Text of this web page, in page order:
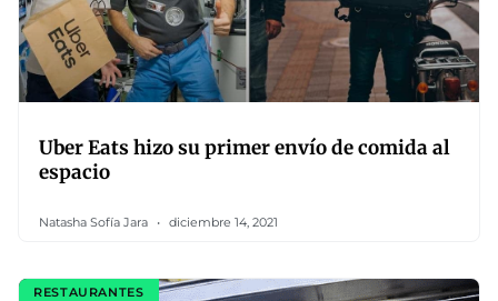
Uber Eats hizo su primer envío de comida al
espacio
Natasha Sofía Jara diciembre 14, 2021
RESTAURANTES